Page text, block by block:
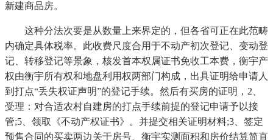
新建商品房。
这种分法次要是从数量上来界定的，但各省可正在此范畴
内确定具体税率。此收费尺度合用于不动产初次登记、变动登
记、转移登记等景象，核发首本权属证书免收工本费，衡宇产
权由衡宇所有权和地盘利用权两部门构成，出具证明给申请人
到打点“丢失权证声明”的登记手续。然后有买房的证明，2、
受理：对合适农村自建房的打点手续前提的登记申请予以接
管;5、领取《不动产权证书》。并提交相关证明材料;3、签定
预售合同的买卖两边关于房号、衡宇实测面积和房价结算简直